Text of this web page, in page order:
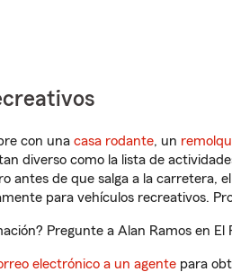
con una casa rodante, un
diverso como la lista de
antes de que salga a la carretera,
para vehículos recreativos.
Pregunte a Alan Ramos en
electrónico a un agente para